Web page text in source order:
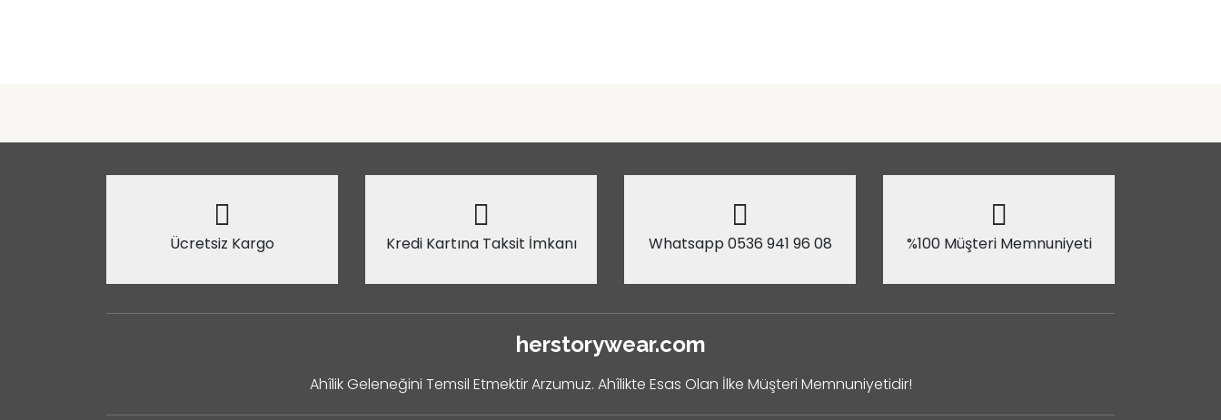
Ücretsiz Kargo Kredi Kartına Taksit İmkanı Whatsapp 0536 941 96 08 %100 Müşteri Memnuniyeti
herstorywear.com
Ahîlik Geleneğini Temsil Etmektir Arzumuz. Ahîlikte Esas Olan İlke Müşteri Memnuniyetidir!